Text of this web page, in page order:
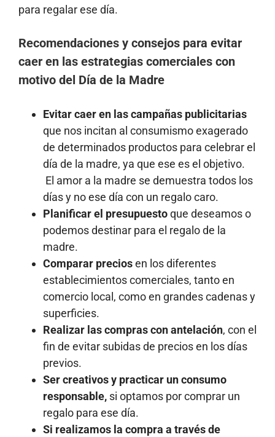
para regalar ese día.
Recomendaciones y consejos para evitar
caer en las estrategias comerciales con
motivo del Día de la Madre
Evitar caer en las campañas publicitarias
que nos incitan al consumismo exagerado
de determinados productos para celebrar el
día de la madre, ya que ese es el objetivo.
El amor a la madre se demuestra todos los
días y no ese día con un regalo caro.
Planificar el presupuestoque deseamos o
podemos destinar para el regalo de la
madre.
Comparar preciosen los diferentes
establecimientos comerciales, tanto en
comercio local, como en grandes cadenas y
superficies.
Realizar las compras con antelación, con el
fin de evitar subidas de precios en los días
previos.
Ser creativos y practicar un consumo
responsable, si optamos por comprar un
regalo para ese día.
Si realizamos la compra a través de